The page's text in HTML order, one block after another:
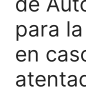
para
en